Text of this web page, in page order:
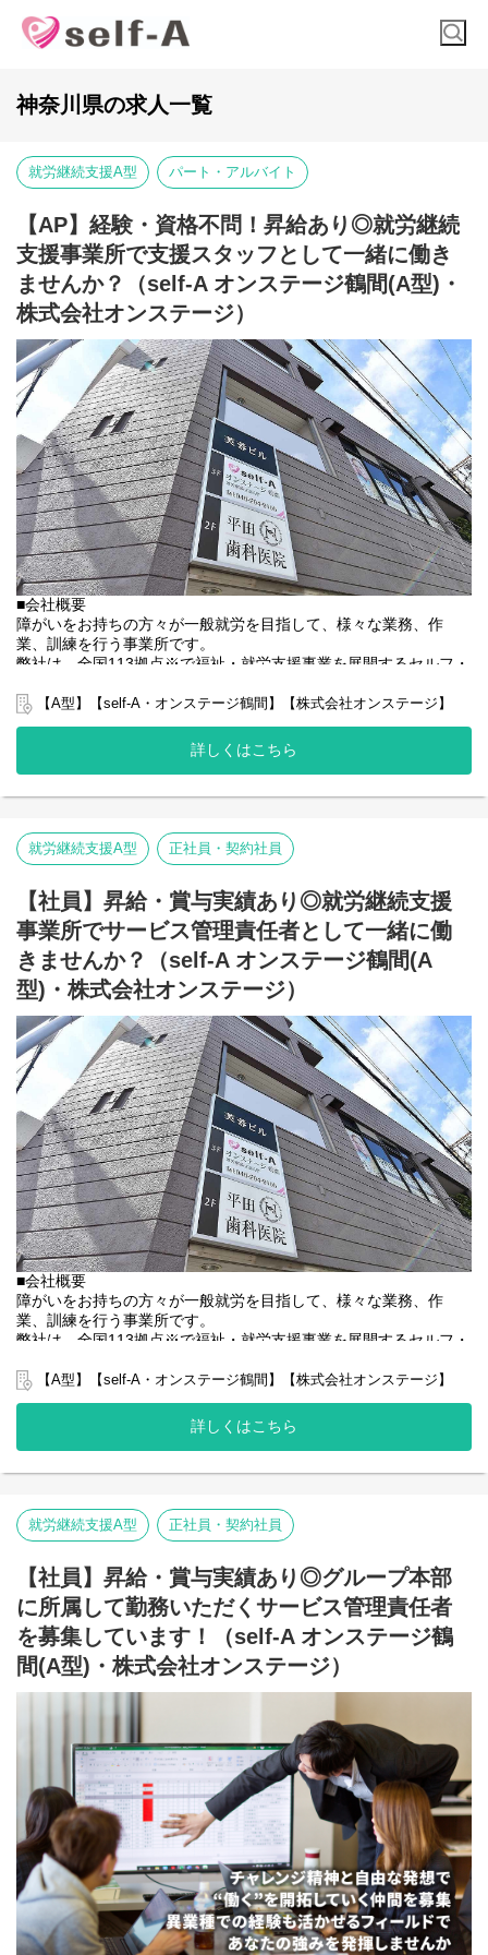
神奈川県の求人一覧
就労継続支援A型 パート・アルバイト
【AP】経験・資格不問！昇給あり◎就労継続
支援事業所で支援スタッフとして一緒に働き
ませんか？（self-A オンステージ鶴間(A型)・
株式会社オンステージ）
■会社概要
障がいをお持ちの方々が一般就労を目指して、様々な業務、作
業、訓練を行う事業所です。
弊社は、全国113拠点※で福祉・就労支援事業を展開するセルフ・
グループ全体で培った豊富なノウハウとネットワークを活かし、
スタッフが安心して長く働ける職場づくりに取り組んでいます。
弊社グループでは2つのパターンの事業所を全国に展開をさせて頂
【就労継続支援A型事業所】
般就労を目指すサービス。
【就労継続支援B型事業所】
般就労を目指す、または高い工賃を目指すサービス。
利用者さんの日々の訓練をサポートする支援員を募集していま
す。
■業務内容
・利用者様の直接支援および指導
・施設外作業の同行
・利用者様とコミュニケーションを取る
・送迎
・その他支援記録作成 など
基本的に食事や入浴、排泄のような介助・介護の作業はありませ
ん。
未経験の方でもご安心ください！
〈とある1日のスケジュール〉
9：00 出社
施設外就労送迎対応
9：30 作業支援
12：00 休憩・昼食
13：00 作業支援
14：30 施設外就労送迎対応
15：30 退社
【A型】【self-A・オンステージ鶴間】【株式会社オンステージ】
詳しくはこちら
就労継続支援A型 正社員・契約社員
【社員】昇給・賞与実績あり◎就労継続支援
事業所でサービス管理責任者として一緒に働
きませんか？（self-A オンステージ鶴間(A
型)・株式会社オンステージ）
■会社概要
障がいをお持ちの方々が一般就労を目指して、様々な業務、作
業、訓練を行う事業所です。
弊社は、全国113拠点※で福祉・就労支援事業を展開するセルフ・
グループ全体で培った豊富なノウハウとネットワークを活かし、
スタッフが安心して長く働ける職場づくりに取り組んでいます。
弊社グループでは2つのパターンの事業所を全国に展開をさせて頂
【就労継続支援A型事業所】
般就労を目指すサービス。
【就労継続支援B型事業所】
般就労を目指す、または高い工賃を目指すサービス。
利用者さんと様々な話しをしながら目標などを一緒に立てて一般
就労までのお手伝いをして頂く、サービス管理責任者を募集して
おります。
■業務内容
就労施設でのサービス管理責任者の業務。
・個別支援計画の作成一式。（弊社システムを使用して作成して
いきます。）
・利用者さん、ご両親、外部関係機関との連絡調整。
・相談員、事業所支援員との会議、連絡等。
・その他、付随する業務
弊社グループのサービス管理責任者の業務内容は他社さんと比べ
て働き安い環境を整え業務負荷を減らす工夫をしております。
・支援費請求は行いません。代理請求を導入していますので利用
記録のチェックのみです。
・個別支援計画、ケース記録を含めた必要な様々な書類は管理シ
ステムを使用しているのでPC１つで管理できる体制となっていま
【A型】【self-A・オンステージ鶴間】【株式会社オンステージ】
詳しくはこちら
就労継続支援A型 正社員・契約社員
【社員】昇給・賞与実績あり◎グループ本部
に所属して勤務いただくサービス管理責任者
を募集しています！（self-A オンステージ鶴
間(A型)・株式会社オンステージ）